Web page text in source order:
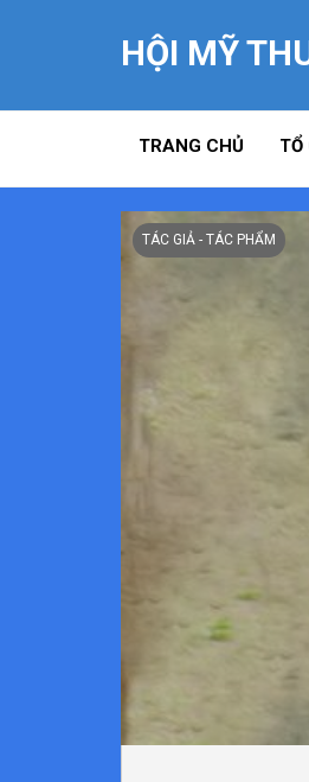
HỘI MỸ
TRANG CHỦ TỔ
TÁC GIẢ - TÁC PHẨM